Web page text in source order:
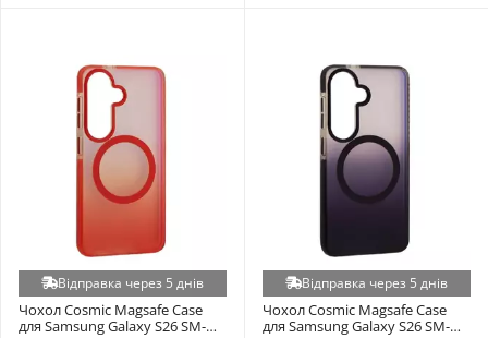
Відправка через 5 днів
Чохол Cosmic Magsafe Case
для Samsung Galaxy S26 SM-
Відправка через 5 днів
Чохол Cosmic Magsafe Case
для Samsung Galaxy S26 SM-